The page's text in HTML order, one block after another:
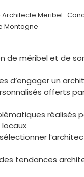
Architecte Meribel :
Montagne
de méribel et de
d’engager un
offerts
réalisés
tendances